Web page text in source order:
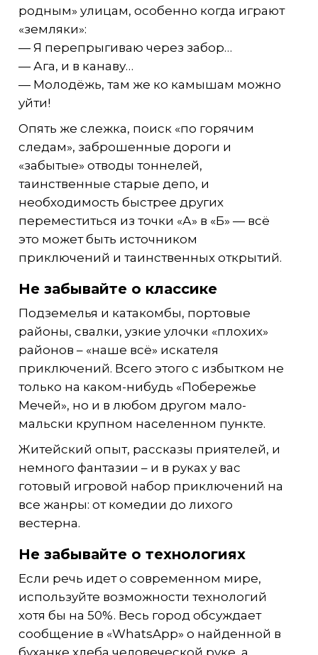
родным» улицам, особенно когда играют
«земляки»:
— Я перепрыгиваю через забор…
— Ага, и в канаву…
— Молодёжь, там же ко камышам можно
уйти!
Опять же слежка, поиск «по горячим
следам», заброшенные дороги и
«забытые» отводы тоннелей,
таинственные старые депо, и
необходимость быстрее других
переместиться из точки «А» в «Б» — всё
это может быть источником
приключений и таинственных открытий.
Не забывайте о классике
Подземелья и катакомбы, портовые
районы, свалки, узкие улочки «плохих»
районов – «наше всё» искателя
приключений. Всего этого с избытком не
только на каком-нибудь «Побережье
Мечей», но и в любом другом мало-
мальски крупном населенном пункте.
Житейский опыт, рассказы приятелей, и
немного фантазии – и в руках у вас
готовый игровой набор приключений на
все жанры: от комедии до лихого
вестерна.
Не забывайте о технологиях
Если речь идет о современном мире,
используйте возможности технологий
хотя бы на 50%. Весь город обсуждает
сообщение в «WhatsApp» о найденной в
буханке хлеба человеческой руке, а